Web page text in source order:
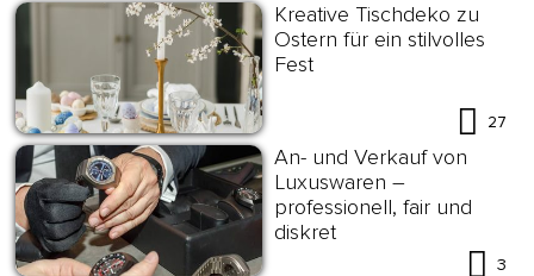
Kreative Tischdeko zu
Ostern für ein stilvolles
Fest
27
An- und Verkauf von
Luxuswaren –
professionell, fair und
diskret
3